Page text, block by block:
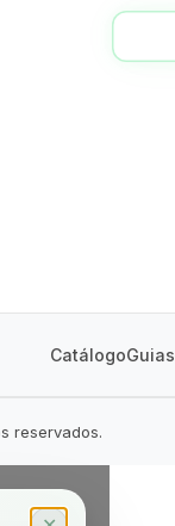
CatálogoGuias
reservados.